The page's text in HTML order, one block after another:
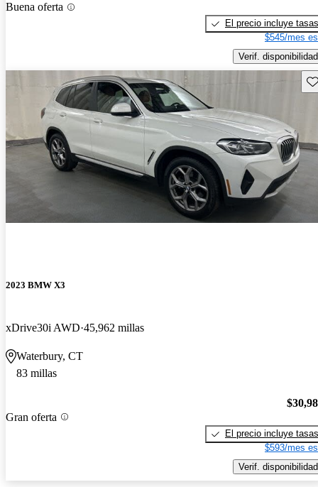
Buena oferta
El precio incluye tasas
$545/mes
Verif. disponibilidad
2023 BMW X3
xDrive30i AWD 45,962 millas
Waterbury, CT
83 millas
Gran oferta
El precio incluye tasas
$593/mes
Verif. disponibilidad